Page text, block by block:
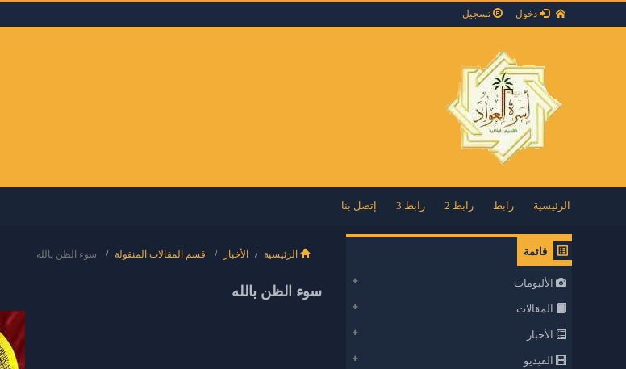
دخول تسجيل
الرئيسية رابط رابط 2 رابط 3 إتصل بنا
قائمة
الألبومات
المقالات
الأخبار
الفيديو
الرئيسية الأخبار قسم المقالات المنقولة سوء الظن بالله
سوء الظن بالله